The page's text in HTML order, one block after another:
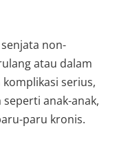
non-
atau dalam
serius,
anak-anak,
paru kronis.